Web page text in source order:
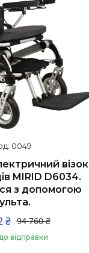
днів
0049
візок
MIRID D6034.
з допомогою
94 760 ₴
₴
відправки